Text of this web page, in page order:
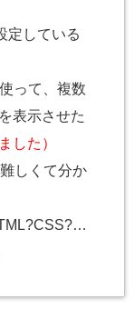
定している
って、複数
表示させた
した）
しくて分か